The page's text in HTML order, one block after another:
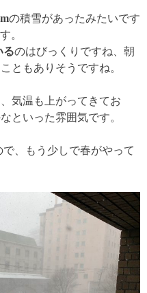
の積雪があったみたいです
。
るのはびっくりですね、朝
ともありそうですね。
気温も上がってきてお
といった雰囲気です。
、もう少しで春がやって